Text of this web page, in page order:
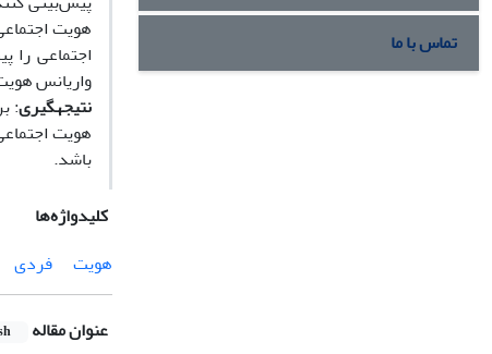
واریانس
نتیجهگیری:
هویت
باشد.
کلیدواژه‌ها
هویت
فردی
عنوان مقاله
تماس با ما